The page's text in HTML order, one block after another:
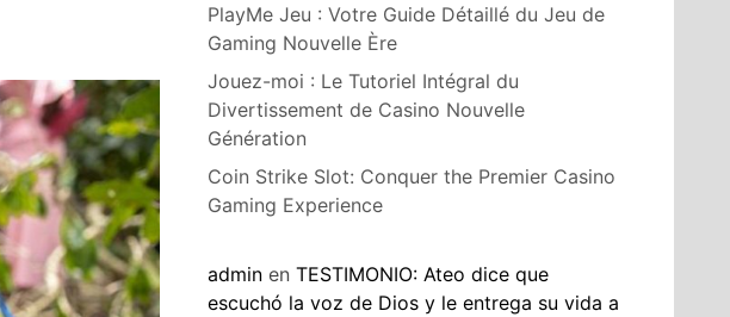
PlayMe Jeu : Votre Guide Détaillé du Jeu de
Gaming Nouvelle Ère
Jouez-moi : Le Tutoriel Intégral du
Divertissement de Casino Nouvelle
Génération
Coin Strike Slot: Conquer the Premier Casino
Gaming Experience
admin en TESTIMONIO: Ateo dice que
escuchó la voz de Dios y le entrega su vida a